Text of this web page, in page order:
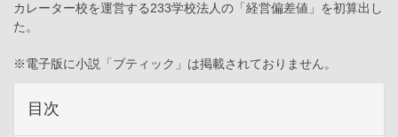
カレーター校を運営する233学校法人の「経営偏差値」を初算出し
た。
※電子版に小説「ブティック」は掲載されておりません。
目次